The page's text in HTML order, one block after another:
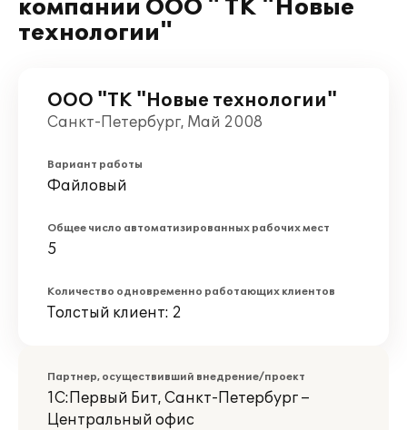
компании ООО " ТК "Новые
технологии"
ООО "ТК "Новые технологии"
Санкт-Петербург, Май 2008
Вариант работы
Файловый
Общее число автоматизированных рабочих мест
5
Количество одновременно работающих клиентов
Толстый клиент: 2
Партнер, осуществивший внедрение/проект
1С:Первый Бит, Санкт-Петербург –
Центральный офис